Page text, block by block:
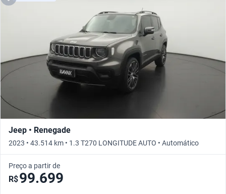
Jeep • Renegade
2023 • 43.514 km • 1.3 T270 LONGITUDE AUTO • Automático
Preço a partir de
R$99.699